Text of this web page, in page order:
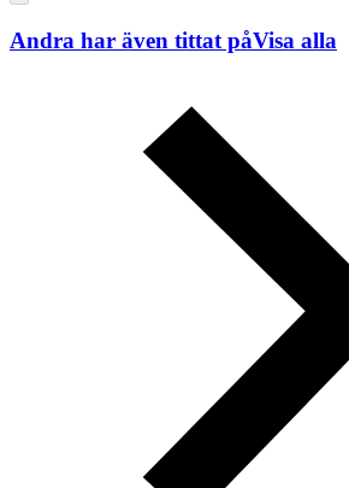
Andra har även tittat påVisa alla